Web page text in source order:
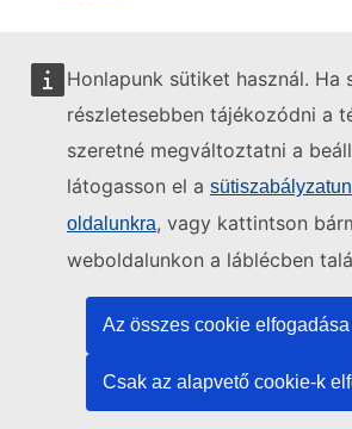
Honlapunk sütiket használ. Ha
részletesebben tájékozódni a
szeretné megváltoztatni a
látogasson el a
oldalunkra, vagy kattintson
weboldalunkon a láblécben
Az összes cookie elfogadása
Csak az alapvető cookie-k